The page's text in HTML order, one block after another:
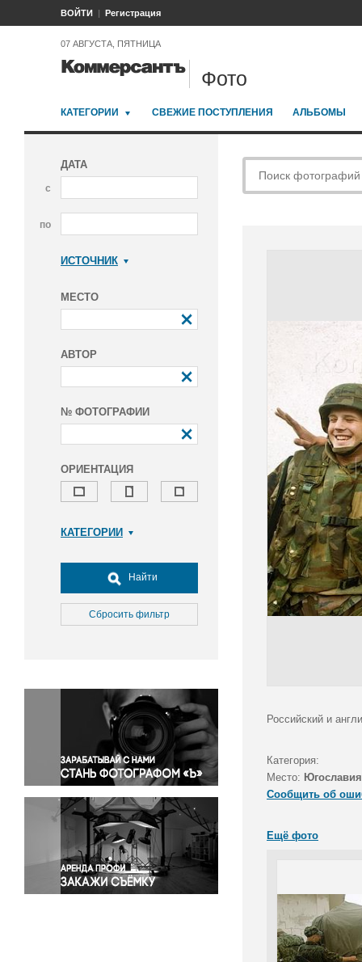
ВОЙТИ Регистрация
07 АВГУСТА, ПЯТНИЦА
Фото
КАТЕГОРИИ СВЕЖИЕ ПОСТУПЛЕНИЯ АЛЬБОМЫ
ДАТА
с
по
ИСТОЧНИК
МЕСТО
АВТОР
№ ФОТОГРАФИИ
ОРИЕНТАЦИЯ
КАТЕГОРИИ
Досуг, туризм и отдых
Культура
Медицина
Окружающая среда
Политика
Правосудие
Происшествия и конфликты
Религия
Светская жизнь
Спорт
Экология
Экономика и бизнес
Найти
Сбросить фильтр
Российский и
Категория:
Место:
Сообщить об
Ещё фото